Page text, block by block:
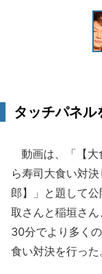
タッチパネル
動画は、「【大
ら寿司大食い対
郎】」と題して
取さんと稲垣さ
30分でより多く
食い対決を行った